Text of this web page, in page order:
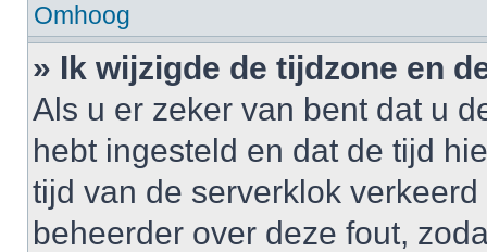
Omhoog
» Ik wijzigde de tijdzone en
Als u er zeker van bent dat u
hebt ingesteld en dat de tijd
tijd van de serverklok
beheerder over deze fout,